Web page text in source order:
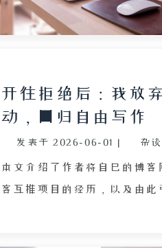
后台均失效。当晚，外国用户
了同样问题。作者通过修改
面简陋但核心功能恢复。全文
应（一天内修复）的优势，也
构（如 Rust 重写）给用户带
开往拒绝后：我放
动，回归自由写作
发表于 2026-06-01 | 杂谈
本文介绍了作者将自己的博
客互推项目的经历，以及由此